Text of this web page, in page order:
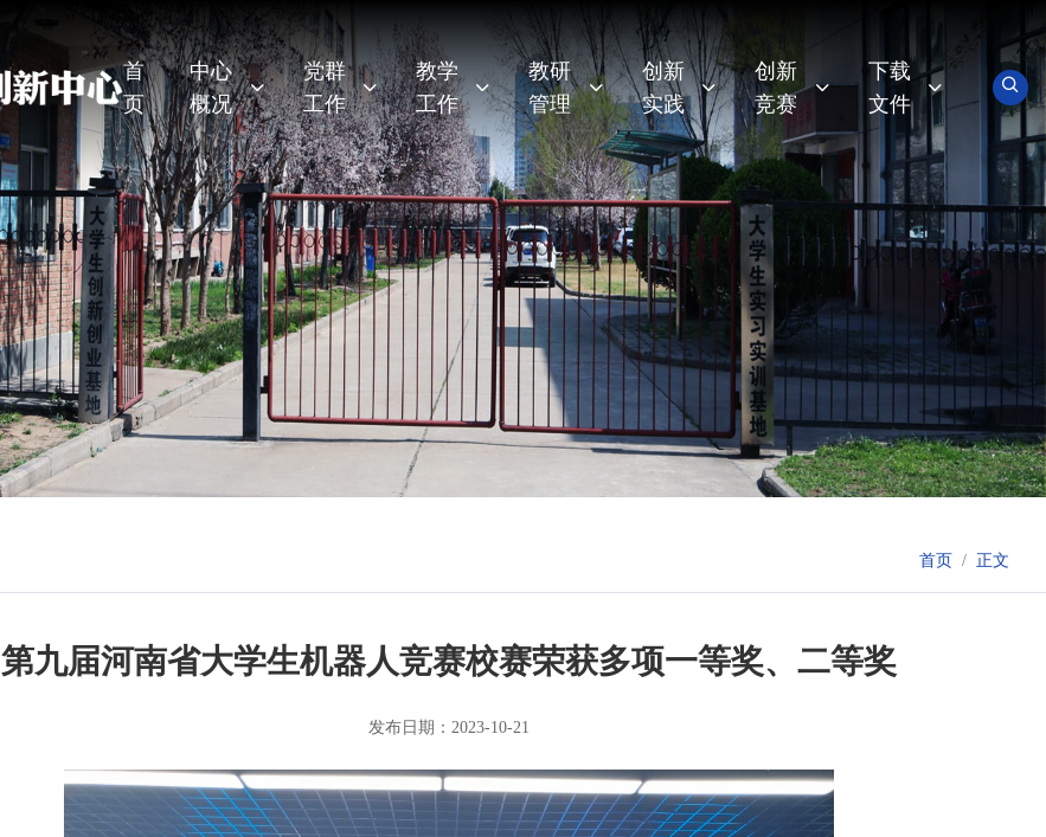
首
页
中心
概况
党群
工作
教学
工作
教研
管理
创新
实践
创新
竞赛
下载
文件
首页 正文
第九届河南省大学生机器人竞赛校赛荣获多项一等奖、二等奖
发布日期：2023-10-21